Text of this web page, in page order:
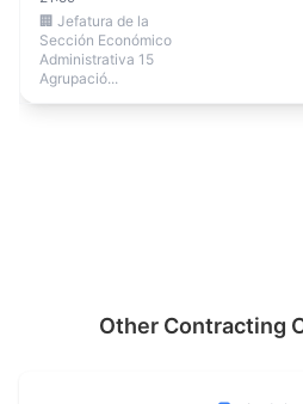
🏢 Jefatura de la
Sección Económico
Administrativa 15
Agrupació...
Other Contracting